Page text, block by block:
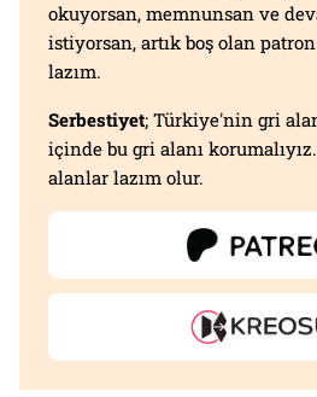
okuyorsan, memnunsan ve
istiyorsan, artık boş olan
lazım.
Serbestiyet; Türkiye'nin gri
içinde bu gri alanı
alanlar lazım olur.